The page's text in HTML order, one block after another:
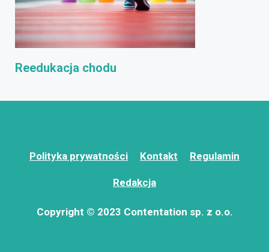
Reedukacja chodu
Polityka prywatności Kontakt Regulamin
Redakcja
Copyright © 2023 Contentation sp. z o.o.